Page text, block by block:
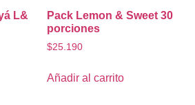
L&
Pack Lemon & Sweet 30
porciones
$25.190
Añadir al carrito